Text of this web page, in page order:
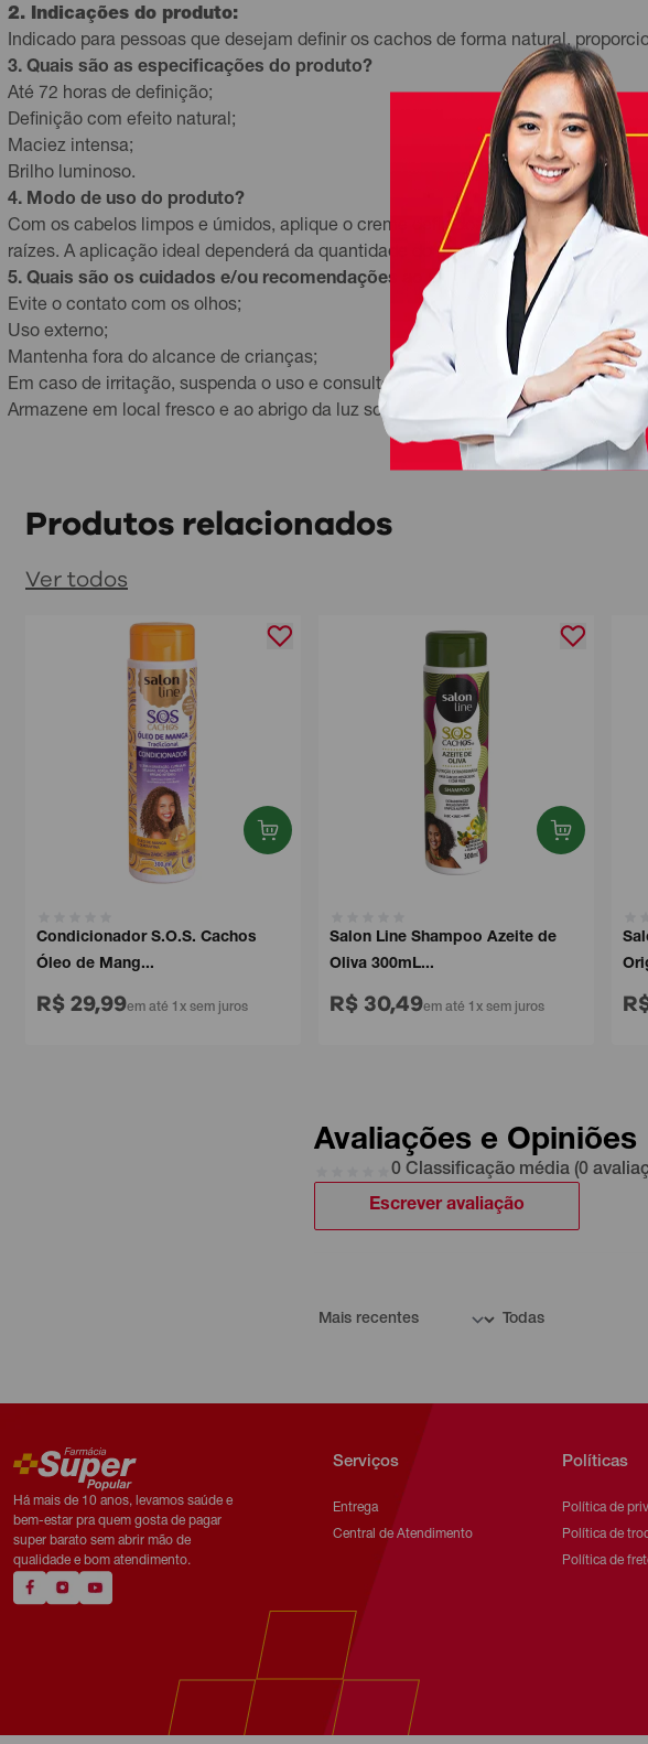
2. Indicações do produto:
Indicado para pessoas que desejam definir os cachos de forma natural,
3. Quais são as especificações do produto?
Até 72 horas de definição;
Definição com efeito natural;
Maciez intensa;
Brilho luminoso.
4. Modo de uso do produto?
Com os cabelos limpos e úmidos, aplique o creme definidor mecha a mecha,
raízes. A aplicação ideal dependerá da quantidade do produto e comprimento
5. Quais são os cuidados e/ou recomendações ao usar o produto?
Evite o contato com os olhos;
Uso externo;
Mantenha fora do alcance de crianças;
Em caso de irritação, suspenda o uso e consulte um médico;
Armazene em local fresco e ao abrigo da luz solar direta.
Produtos relacionados
Ver todos
Condicionador S.O.S. Cachos
Óleo de Mang...
R$ 29,99em até 1x sem juros
Salon Line Shampoo Azeite de
Oliva 300mL...
R$ 30,49em até 1x sem juros R$
Avaliações e Opiniões
0 Classificação média (0
Escrever avaliação
Há mais de 10 anos, levamos saúde e
bem-estar pra quem gosta de pagar
super barato sem abrir mão de
qualidade e bom atendimento.
Serviços
Entrega
Central de Atendimento
Políticas
Política de
Política de
Política de